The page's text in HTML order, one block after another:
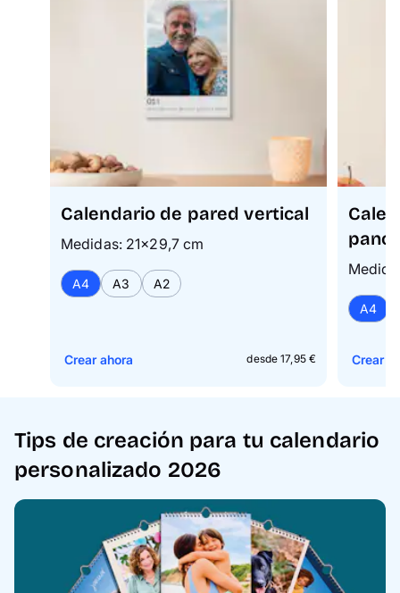
Calendario de pared vertical
Medidas: 21×29,7 cm
A4 A3 A2
desde 17,95 €
Crear ahora
A4
Crear
Tips de creación para tu calendario
personalizado 2026